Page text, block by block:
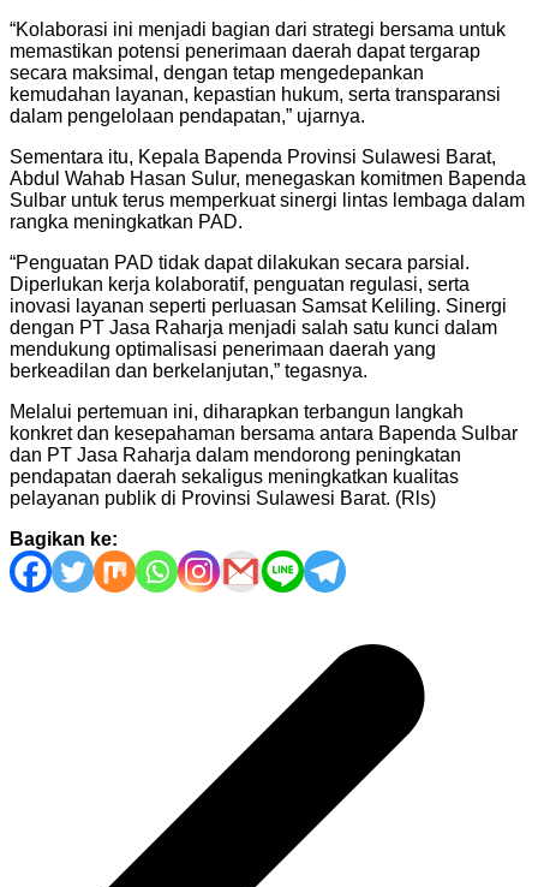
“Kolaborasi ini menjadi bagian dari strategi bersama untuk
memastikan potensi penerimaan daerah dapat tergarap
secara maksimal, dengan tetap mengedepankan
kemudahan layanan, kepastian hukum, serta transparansi
dalam pengelolaan pendapatan,” ujarnya.
Sementara itu, Kepala Bapenda Provinsi Sulawesi Barat,
Abdul Wahab Hasan Sulur, menegaskan komitmen Bapenda
Sulbar untuk terus memperkuat sinergi lintas lembaga dalam
rangka meningkatkan PAD.
“Penguatan PAD tidak dapat dilakukan secara parsial.
Diperlukan kerja kolaboratif, penguatan regulasi, serta
inovasi layanan seperti perluasan Samsat Keliling. Sinergi
dengan PT Jasa Raharja menjadi salah satu kunci dalam
mendukung optimalisasi penerimaan daerah yang
berkeadilan dan berkelanjutan,” tegasnya.
Melalui pertemuan ini, diharapkan terbangun langkah
konkret dan kesepahaman bersama antara Bapenda Sulbar
dan PT Jasa Raharja dalam mendorong peningkatan
pendapatan daerah sekaligus meningkatkan kualitas
pelayanan publik di Provinsi Sulawesi Barat. (Rls)
Bagikan ke: